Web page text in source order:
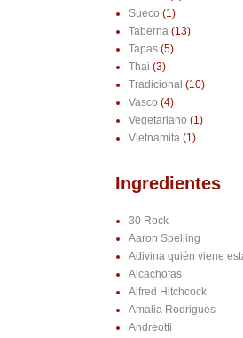
Sueco (1)
Taberna (13)
Tapas (5)
Thai (3)
Tradicional (10)
Vasco (4)
Vegetariano (1)
Vietnamita (1)
Ingredientes
30 Rock
Aaron Spelling
Adivina quién viene
Alcachofas
Alfred Hitchcock
Amalia Rodrigues
Andreotti